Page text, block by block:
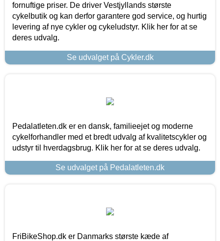
fornuftige priser. De driver Vestjyllands største
cykelbutik og kan derfor garantere god service, og hurtig
levering af nye cykler og cykeludstyr. Klik her for at se
deres udvalg.
Se udvalget på Cykler.dk
Pedalatleten.dk er en dansk, familieejet og moderne
cykelforhandler med et bredt udvalg af kvalitetscykler og
udstyr til hverdagsbrug. Klik her for at se deres udvalg.
Se udvalget på Pedalatleten.dk
FriBikeShop.dk er Danmarks største kæde af